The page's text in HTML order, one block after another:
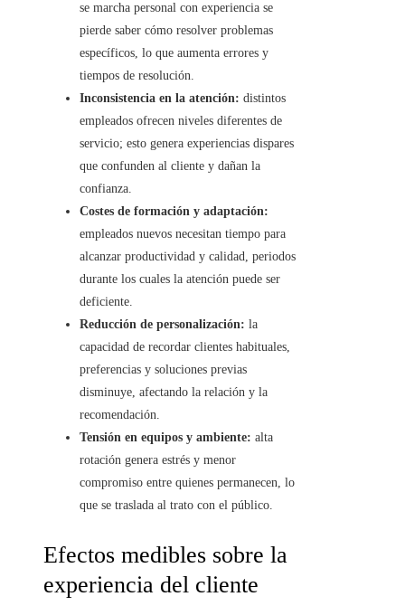
se marcha personal con experiencia se
pierde saber cómo resolver problemas
específicos, lo que aumenta errores y
tiempos de resolución.
Inconsistencia en la atención: distintos
empleados ofrecen niveles diferentes de
servicio; esto genera experiencias dispares
que confunden al cliente y dañan la
confianza.
Costes de formación y adaptación:
empleados nuevos necesitan tiempo para
alcanzar productividad y calidad, periodos
durante los cuales la atención puede ser
deficiente.
Reducción de personalización: la
capacidad de recordar clientes habituales,
preferencias y soluciones previas
disminuye, afectando la relación y la
recomendación.
Tensión en equipos y ambiente: alta
rotación genera estrés y menor
compromiso entre quienes permanecen, lo
que se traslada al trato con el público.
Efectos medibles sobre la
experiencia del cliente